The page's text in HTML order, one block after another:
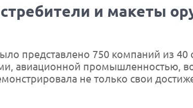
и макеты
представлено 750 компаний из 40
авиационной промышленностью,
не только свои